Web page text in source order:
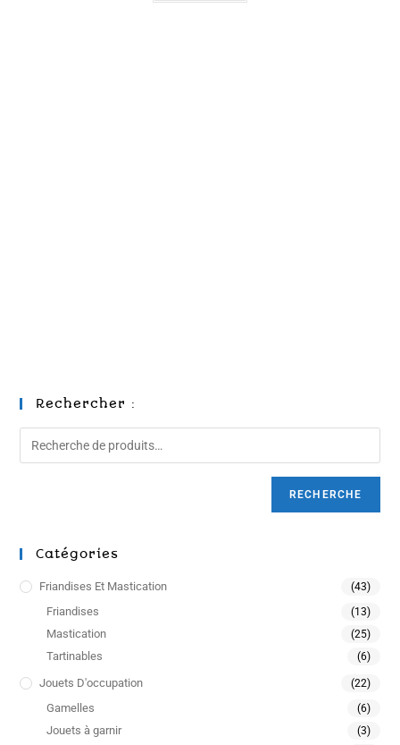
Rechercher :
RECHERCHE
Catégories
Friandises Et Mastication (43)
Friandises (13)
Mastication (25)
Tartinables (6)
Jouets D'occupation (22)
Gamelles (6)
Jouets à garnir (3)